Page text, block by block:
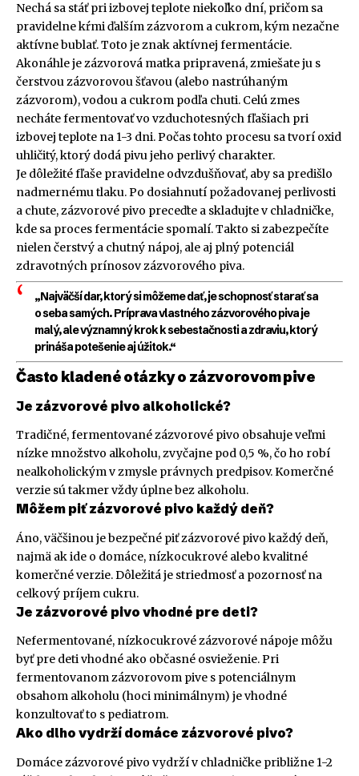
Nechá sa stáť pri izbovej teplote niekoľko dní, pričom sa
pravidelne kŕmi ďalším zázvorom a cukrom, kým nezačne
aktívne bublať. Toto je znak aktívnej fermentácie.
Akonáhle je zázvorová matka pripravená, zmiešate ju s
čerstvou zázvorovou šťavou (alebo nastrúhaným
zázvorom), vodou a cukrom podľa chuti. Celú zmes
necháte fermentovať vo vzduchotesných fľašiach pri
izbovej teplote na 1-3 dni. Počas tohto procesu sa tvorí oxid
uhličitý, ktorý dodá pivu jeho perlivý charakter.
Je dôležité fľaše pravidelne odvzdušňovať, aby sa predišlo
nadmernému tlaku. Po dosiahnutí požadovanej perlivosti
a chute, zázvorové pivo preceďte a skladujte v chladničke,
kde sa proces fermentácie spomalí. Takto si zabezpečíte
nielen čerstvý a chutný nápoj, ale aj plný potenciál
zdravotných prínosov zázvorového piva.
„Najväčší dar, ktorý si môžeme dať, je schopnosť starať sa
o seba samých. Príprava vlastného zázvorového piva je
malý, ale významný krok k sebestačnosti a zdraviu, ktorý
prináša potešenie aj úžitok.“
Často kladené otázky o zázvorovom pive
Je zázvorové pivo alkoholické?
Tradičné, fermentované zázvorové pivo obsahuje veľmi
nízke množstvo alkoholu, zvyčajne pod 0,5 %, čo ho robí
nealkoholickým v zmysle právnych predpisov. Komerčné
verzie sú takmer vždy úplne bez alkoholu.
Môžem piť zázvorové pivo každý deň?
Áno, väčšinou je bezpečné piť zázvorové pivo každý deň,
najmä ak ide o domáce, nízkocukrové alebo kvalitné
komerčné verzie. Dôležitá je striedmosť a pozornosť na
celkový príjem cukru.
Je zázvorové pivo vhodné pre deti?
Nefermentované, nízkocukrové zázvorové nápoje môžu
byť pre deti vhodné ako občasné osvieženie. Pri
fermentovanom zázvorovom pive s potenciálnym
obsahom alkoholu (hoci minimálnym) je vhodné
konzultovať to s pediatrom.
Ako dlho vydrží domáce zázvorové pivo?
Domáce zázvorové pivo vydrží v chladničke približne 1-2